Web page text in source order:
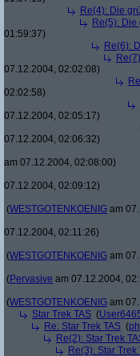
Re(4): Die
Re(5): Die
01:59:37)
Re(6):
07.12.2004, 02:02:08)
02:02:58)
07.12.2004, 02:05:17)
07.12.2004, 02:06:32)
am 07.12.2004, 02:08:00)
07.12.2004, 02:09:12)
(WESTGOTENKOENIG am
07.12.2004, 02:11:26)
(WESTGOTENKOENIG am
(Pervasive am 07.12.2004,
(WESTGOTENKOENIG am
Star Trek TAS (
Re: Star Trek TAS (
Re(2): Star Trek
Re(3): Star Trek